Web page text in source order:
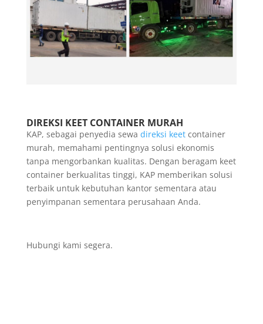
DIREKSI KEET CONTAINER MURAH
KAP, sebagai penyedia sewa direksi keetcontainer
murah, memahami pentingnya solusi ekonomis
tanpa mengorbankan kualitas. Dengan beragam keet
container berkualitas tinggi, KAP memberikan solusi
terbaik untuk kebutuhan kantor sementara atau
penyimpanan sementara perusahaan Anda.
Hubungi kami segera.